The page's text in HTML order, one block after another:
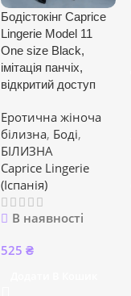
Бодістокінг Caprice
Lingerie Model 11
One size Black,
імітація панчіх,
відкритий доступ
Еротична жіноча
білизна, Боді,
БІЛИЗНА
Caprice Lingerie
(Іспанія)
В наявності
525 ₴